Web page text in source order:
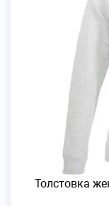
Толстовка